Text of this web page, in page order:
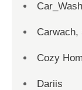
Carwach,
Cozy
Dariis